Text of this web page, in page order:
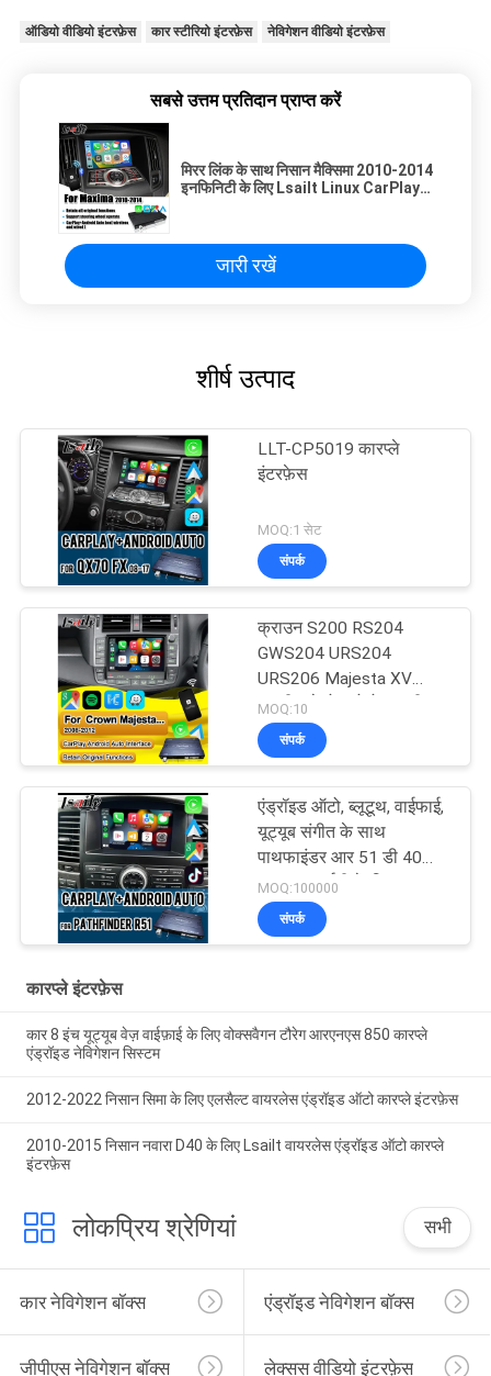
ऑडियो वीडियो इंटरफ़ेस कार स्टीरियो इंटरफ़ेस नेविगेशन वीडियो इंटरफ़ेस
सबसे उत्तम प्रतिदान प्राप्त करें
मिरर लिंक के साथ निसान मैक्सिमा 2010-2014
इनफिनिटी के लिए Lsailt Linux CarPlay
जारी रखें
शीर्ष उत्पाद
LLT-CP5019 कारप्ले
इंटरफ़ेस
MOQ:1 सेट
संपर्क
क्राउन S200 RS204
GWS204 URS204
URS206 Majesta XV
एथलीट सेलोन टोयोटा एकीकृत
एंड्रॉइड ऑटो के लिए वायरलेस
एप्पल कारप्ले बॉक्स
MOQ:10
संपर्क
एंड्रॉइड ऑटो, ब्लूटूथ, वाईफाई,
यूट्यूब संगीत के साथ
पाथफाइंडर आर 51 डी 40
नवरा 08आईटी के लिए
वायरलेस एप्पल कारप्ले इंटरफ़ेस
MOQ:100000
संपर्क
कारप्ले इंटरफ़ेस
कार 8 इंच यूट्यूब वेज़ वाईफ़ाई के लिए वोक्सवैगन टौरेग आरएनएस 850 कारप्ले
एंड्रॉइड नेविगेशन सिस्टम
2012-2022 निसान सिमा के लिए एलसैल्ट वायरलेस एंड्रॉइड ऑटो कारप्ले इंटरफ़ेस
2010-2015 निसान नवारा D40 के लिए Lsailt वायरलेस एंड्रॉइड ऑटो कारप्ले
इंटरफ़ेस
लोकप्रिय श्रेणियां सभी
कार नेविगेशन बॉक्स एंड्रॉइड नेविगेशन बॉक्स
जीपीएस नेविगेशन बॉक्स लेक्सस वीडियो इंटरफ़ेस